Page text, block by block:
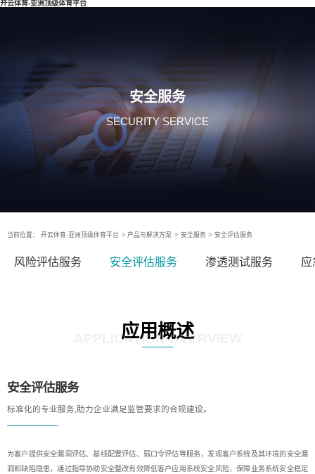
开云体育-亚洲顶级体育平台
安全服务
SECURITY SERVICE
当前位置： 开云体育-亚洲顶级体育平台 > 产品与解决方案 > 安全服务 > 安全评估服务
风险评估服务 安全评估服务 渗透测试服务 应
应用概述
APPLICATION OVERVIEW
安全评估服务
标准化的专业服务,助力企业满足监管要求的合规建设。
为客户提供安全漏洞评估、基线配置评估、弱口令评估等服务，发现客户系统及其环境的安全漏
洞和缺陷隐患，通过指导协助安全整改有效降低客户应用系统安全风险，保障业务系统安全稳定